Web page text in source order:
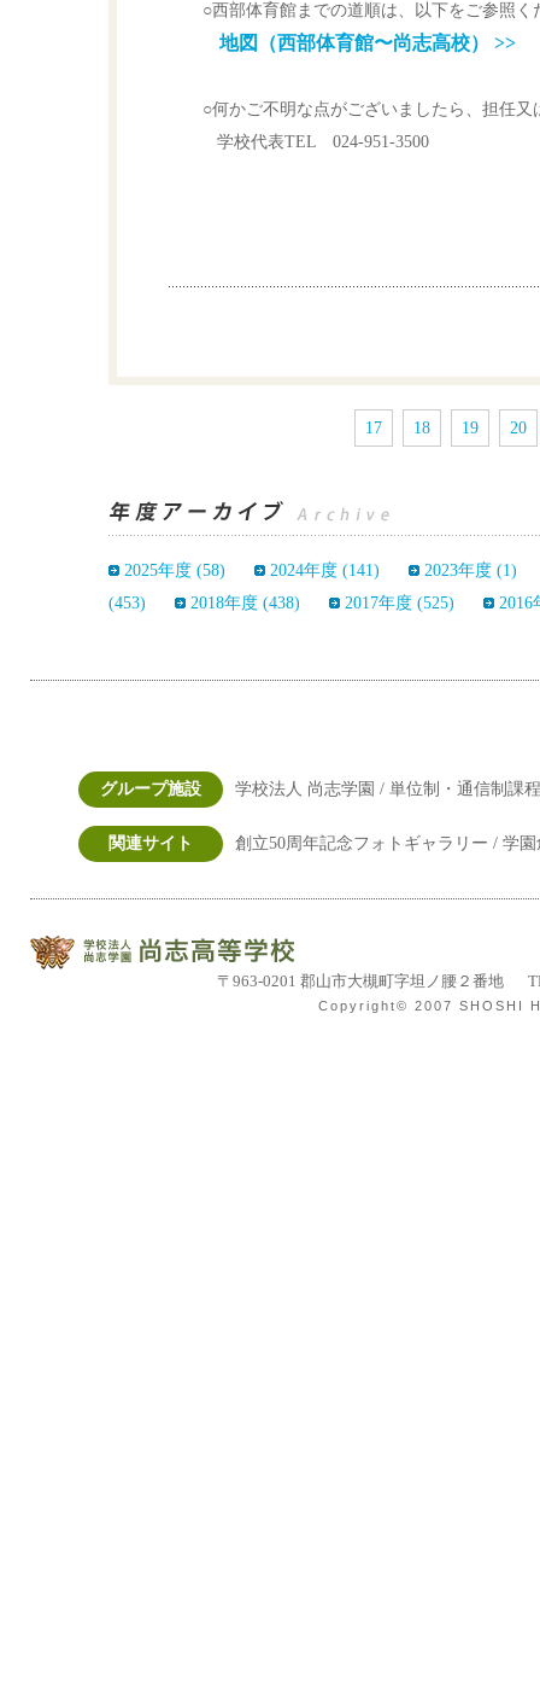
○西部体育館までの道順は、以下をご参照く
地図（西部体育館〜尚志高校） >>
○何かご不明な点がございましたら、担任又
学校代表TEL 024-951-3500
17 18 19 20
2025年度 (58) 2024年度 (141)
2023年度 (1)
(453)
2018年度 (438) 2017年度 (525) 2016
グループ施設 学校法人 尚志学園 / 単位制・通信制課
関連サイト 創立50周年記念フォトギャラリー / 学
〒963-0201 郡山市大槻町字坦ノ腰２番地